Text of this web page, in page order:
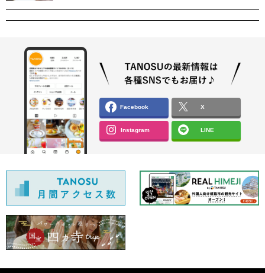
Facebook X
Instagram LINE